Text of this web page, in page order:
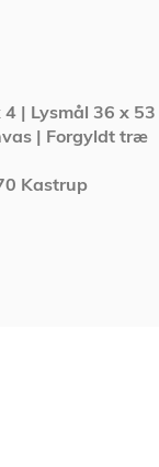
| Lysmål 36 x 53
| Forgyldt træ
Kastrup